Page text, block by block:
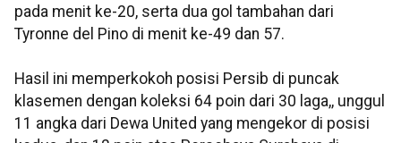
pada menit ke-20, serta dua gol tambahan dari
Tyronne del Pino di menit ke-49 dan 57.
Hasil ini memperkokoh posisi Persib di puncak
klasemen dengan koleksi 64 poin dari 30 laga,, unggul
11 angka dari Dewa United yang mengekor di posisi